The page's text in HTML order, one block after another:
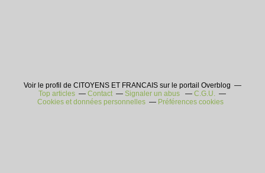
Voir le profil de CITOYENS ET FRANCAIS sur le portail Overblog
Top articles
Contact Signaler un abus
C.G.U.
Cookies et données personnelles
Préférences cookies